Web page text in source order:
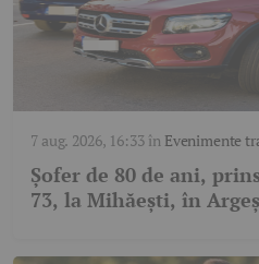
7 aug. 2026, 16:33în Evenimente
Șofer de 80 de ani,
73, la Mihăești, în Argeș